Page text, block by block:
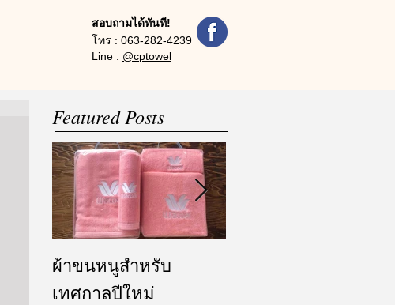
สอบถามได้ทันที!
โทร : 063-282-4239
Line : @cptowel
Featured Posts
ผ้าขนหนูสำหรับ
เทศกาลปีใหม่